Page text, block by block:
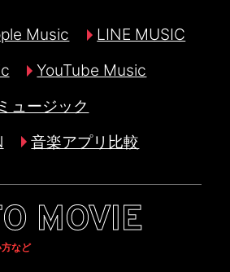
Music
LINE MUSIC
YouTube Music
ュージック
音楽アプリ比較
MOVIE
など